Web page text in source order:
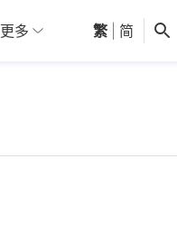
01深圳 觀點 健康
更多 繁 简